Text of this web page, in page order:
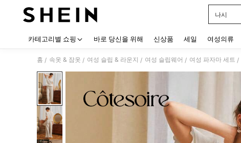
나시
카테고리별 쇼핑 바로 당신을 위해 신상품 세일 여성의류
홈 / 속옷 & 잠옷 / 여성 슬립 & 라운지 / 여성 슬립웨어 / 여성 파자마 세트 /